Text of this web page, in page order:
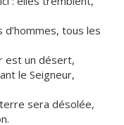
d’hommes, tous les
est un désert,
le Seigneur,
sera désolée,